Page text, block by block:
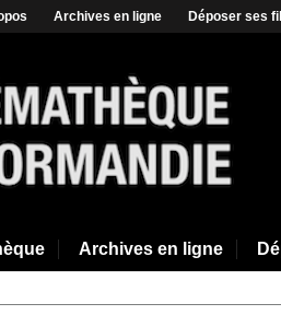
Archives en ligne Déposer ses
Archives en ligne